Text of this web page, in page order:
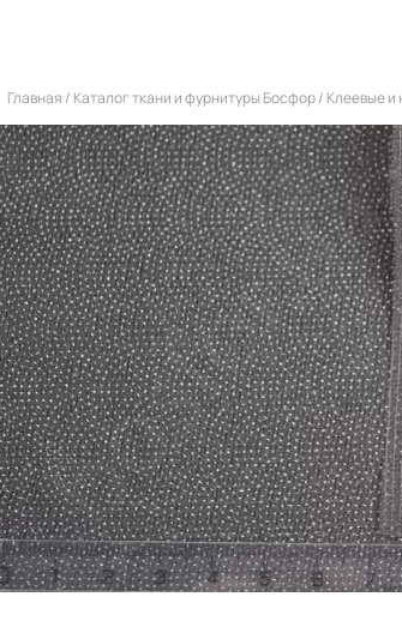
Главная Каталог ткани и фурнитуры Босфор Клеевые и